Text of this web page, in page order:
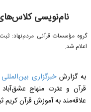
نام‌نویسی
گروه مؤسسات قرآنی مردم‌نهاد:
اعلام شد.
به گزارشخبرگزاری
قرآن و عترت منهاج عشق‌آباد
علاقه‌مند به آموزش قرآن‌ کریم